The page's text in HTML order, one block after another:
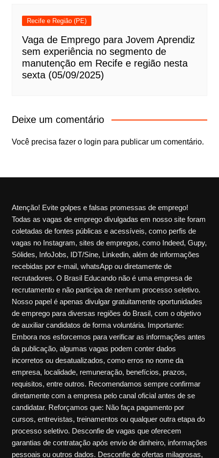
Recife e Região (PE)
Vaga de Emprego para Jovem Aprendiz
sem experiência no segmento de
manutenção em Recife e região nesta
sexta (05/09/2025)
Deixe um comentário
Você precisa fazer o login para publicar um comentário.
Atenção! Evite golpes e falsas promessas de emprego!
Todas as vagas de emprego divulgadas em nosso site foram
coletadas de fontes públicas e acessíveis, como perfis de
vagas no Instagram, sites de empregos, como Indeed, Gupy,
Sólides, InfoJobs, IDT/Sine, Linkedin, além de informações
recebidas por e-mail, whatsApp ou diretamente de
recrutadores. O Brasil Educando não é uma empresa de
recrutamento e não participa de nenhum processo seletivo.
Nosso papel é apenas divulgar gratuitamente oportunidades
de emprego para diversas regiões do Brasil, com o objetivo
de auxiliar candidatos de forma voluntária. Importante:
Embora nos esforcemos para verificar as informações antes
da publicação, algumas vagas podem conter dados
incorretos ou desatualizados, como erros no nome da
empresa, localidade, remuneração, benefícios, prazos,
requisitos, entre outros. Recomendamos sempre confirmar
diretamente com a empresa pelo canal oficial antes de se
candidatar. Reforçamos que: Não faça pagamento por
cursos, entrevistas, treinamentos ou qualquer outra etapa do
processo seletivo. Desconfie de vagas que oferecem
garantias de contratação após envio de dinheiro, informações
pessoais ou outros dados. Desconfie de ofertas milagrosas,